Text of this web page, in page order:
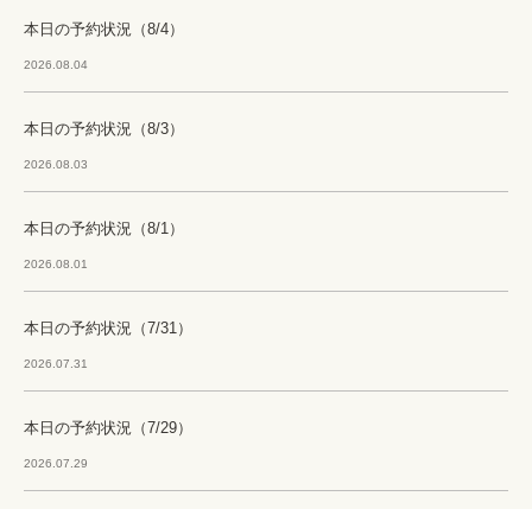
本日の予約状況（8/4）
2026.08.04
本日の予約状況（8/3）
2026.08.03
本日の予約状況（8/1）
2026.08.01
本日の予約状況（7/31）
2026.07.31
本日の予約状況（7/29）
2026.07.29